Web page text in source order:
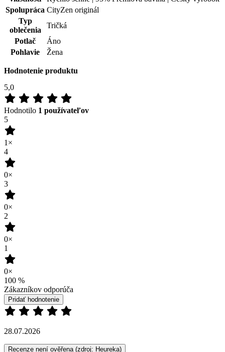
5,0
Hodnotilo1 používateľov
1×
4
0×
3
0×
2
0×
1
0×
100
Zákazníkov odporúča
Pridať hodnotenie
28.07.2026
Recenze není ověřena
Pridať hodnotenie
od 80 €